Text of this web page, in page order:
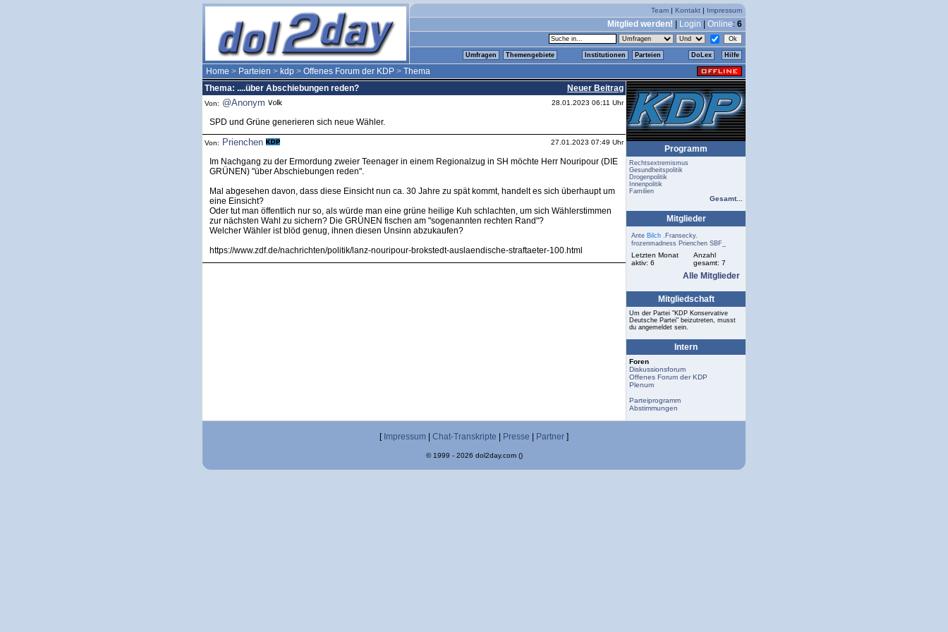
Team | Kontakt | Impressum
Mitglied werden! Login Online: 6
Umfragen Themengebiete Institutionen Parteien DoLex Hilfe
Home > Parteien > kdp > Offenes Forum der KDP > Thema
Thema: ....über Abschiebungen reden?
Neuer Beitrag
Von: @Anonym 28.01.2023 06:11 Uhr
SPD und Grüne generieren sich neue Wähler.
Von: Prienchen 27.01.2023 07:49 Uhr
Im Nachgang zu der Ermordung zweier Teenager in einem Regionalzug in SH möchte Herr Nouripour (DIE
GRÜNEN) "über Abschiebungen reden".
Mal abgesehen davon, dass diese Einsicht nun ca. 30 Jahre zu spät kommt, handelt es sich überhaupt um
eine Einsicht?
Oder tut man öffentlich nur so, als würde man eine grüne heilige Kuh schlachten, um sich Wählerstimmen
zur nächsten Wahl zu sichern? Die GRÜNEN fischen am "sogenannten rechten Rand"?
Welcher Wähler ist blöd genug, ihnen diesen Unsinn abzukaufen?
https://www.zdf.de/nachrichten/politik/lanz-nouripour-brokstedt-auslaendische-straftaeter-100.html
Programm
Rechtsextremismus
Gesundheitspolitik
Drogenpolitik
Innenpolitik
Familien
Gesamt...
Mitglieder
Ante Bilch .Fransecky.
frozenmadness Prienchen SBF_
Letzten Monat
aktiv: 6
Anzahl
gesamt: 7
Alle Mitglieder
Mitgliedschaft
Um der Partei "KDP Konservative
Deutsche Partei" beizutreten, musst
du angemeldet sein.
Intern
Foren
Diskussionsforum
Offenes Forum der KDP
Plenum
Parteiprogramm
Abstimmungen
[ Impressum Chat-Transkripte Presse Partner ]
© 1999 - 2026 dol2day.com ()